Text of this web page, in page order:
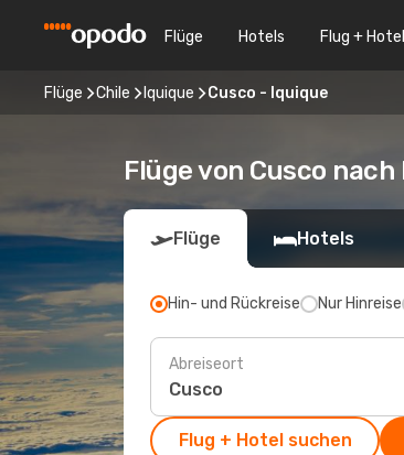
Flüge Hotels Flug + Hotel
Flüge Chile Iquique Cusco - Iquique
Flüge von Cusco
Flüge Hotels
Hin- und Rückreise Nur Hinreise
Abreiseort
Flug + Hotel suchen